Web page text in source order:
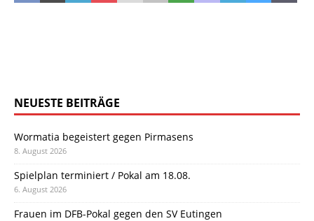
NEUESTE BEITRÄGE
Wormatia begeistert gegen Pirmasens
8. August 2026
Spielplan terminiert / Pokal am 18.08.
6. August 2026
Frauen im DFB-Pokal gegen den SV Eutingen